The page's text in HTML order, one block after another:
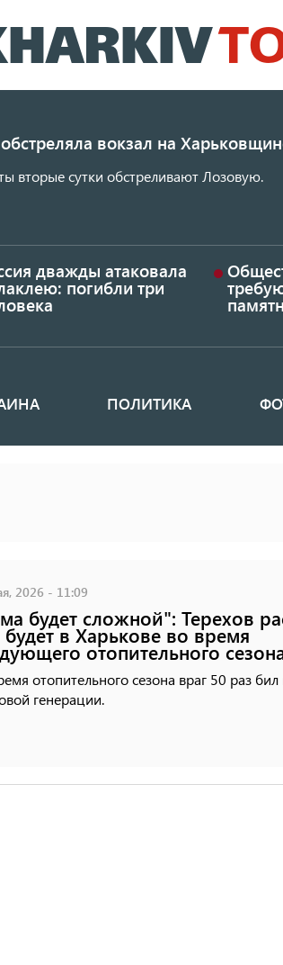
к
основному
обстреляла вокзал на
вторые сутки обстреливают Лозовую.
дважды атаковала
погибли три
ПОЛИТИКА
2026 - 11:09
будет сложной": Терехов
будет в Харькове во время
отопительного
отопительного сезона враг 50 раз бил
генерации.